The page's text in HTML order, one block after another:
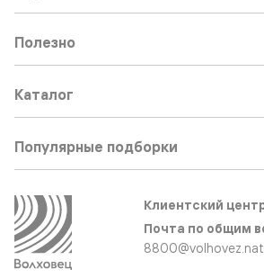
Полезно
Каталог
Популярные подборки
Клиентский
Почта по общим